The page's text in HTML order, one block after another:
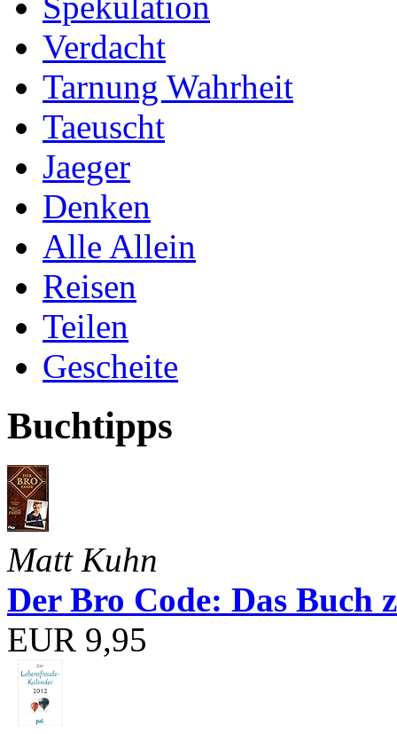
Verdacht
Tarnung Wahrheit
Taeuscht
Jaeger
Denken
Alle Allein
Reisen
Teilen
Gescheite
Buchtipps
Matt Kuhn
Der Bro Code: Das Buch
EUR 9,95